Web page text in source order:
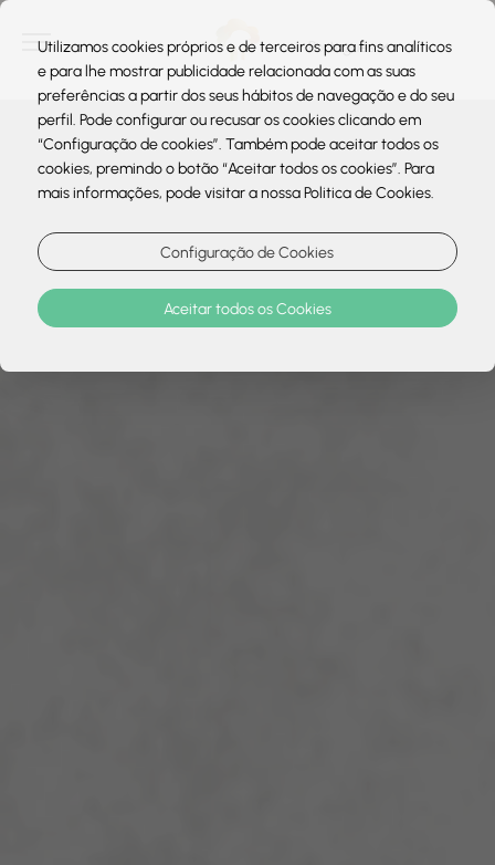
Utilizamos cookies próprios e de terceiros para fins analíticos
e para lhe mostrar publicidade relacionada com as suas
preferências a partir dos seus hábitos de navegação e do seu
perfil. Pode configurar ou recusar os cookies clicando em
“Configuração de cookies”. Também pode aceitar todos os
cookies, premindo o botão “Aceitar todos os cookies”. Para
mais informações, pode visitar a nossa Politica de Cookies.
Configuração de Cookies
Aceitar todos os Cookies